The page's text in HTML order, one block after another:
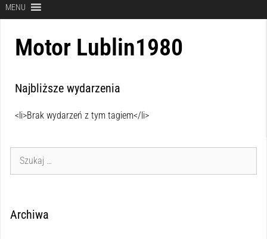
MENU
Motor Lublin1980
Najbliższe wydarzenia
<li>Brak wydarzeń z tym tagiem</li>
Archiwa